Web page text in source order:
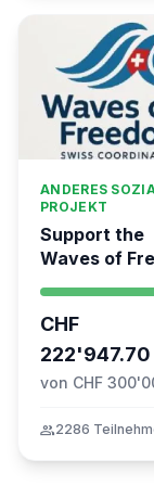
ANDERES
PROJEKT
Support the
Waves of
the Global
Movement
CHF
222'947.70
von CHF
group2286